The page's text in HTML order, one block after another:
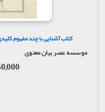
کتاب آشنایی با چند مفهوم
موسسه عصر بیان معنوی
150,000